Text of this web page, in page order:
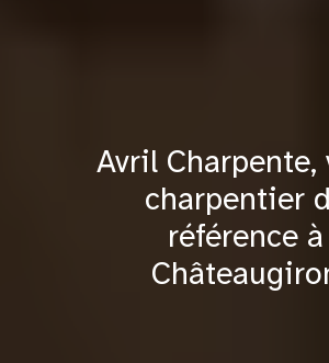
Avril Charpente,
charpentier
référence à